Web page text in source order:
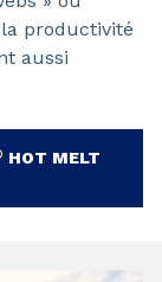
productivité
aussi
HOT MELT